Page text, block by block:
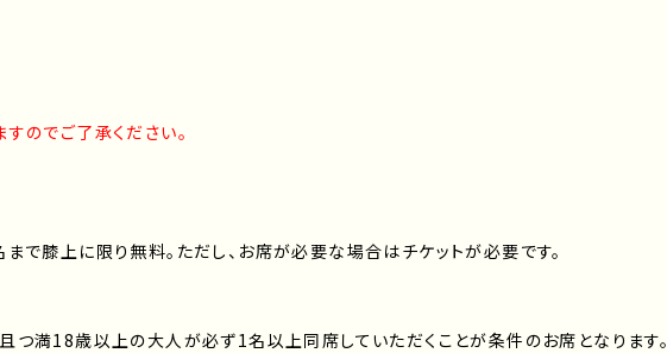
のでご了承ください。
膝上に限り無料。ただし、お席が必要な場合はチケットが必要です。
満18歳以上の大人が必ず1名以上同席していただくことが条件のお席となります。